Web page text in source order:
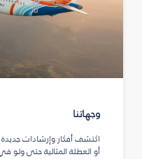
وجهاتنا
اكتشف أفكار وإرشادات
أو العطلة المثالية حتى ولو